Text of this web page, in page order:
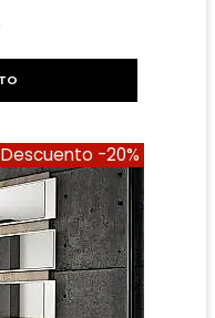
BLANCO
Descuento -20%